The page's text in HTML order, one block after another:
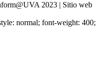
2023 | Sitio web
normal; font-weight: 400;